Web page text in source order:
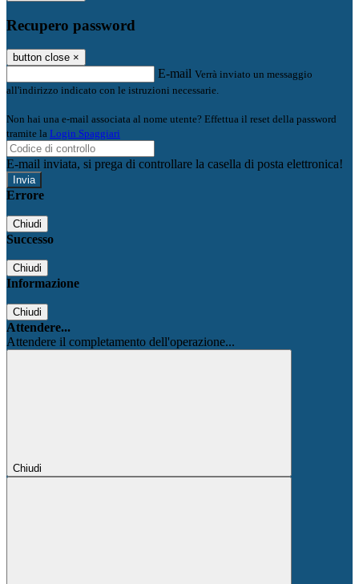
Recupero password
button close ×
E-mail Verrà inviato un messaggio
all'indirizzo indicato con le istruzioni necessarie.
Non hai una e-mail associata al nome utente? Effettua il reset della password
tramite la Login Spaggiari
E-mail inviata, si prega di controllare la casella di posta elettronica!
Errore
Chiudi
Successo
Chiudi
Informazione
Chiudi
Attendere...
Attendere il completamento dell'operazione...
Chiudi